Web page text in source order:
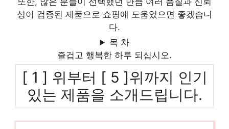
성이 검증된 제품으로 쇼핑에 도움었으면 좋겠습니
다.
목 차
즐겁고 행복한 하루 되십시오.
[ 1 ] 위부터 [ 5 ]위까지 인기
있는 제품을 소개드립니다.